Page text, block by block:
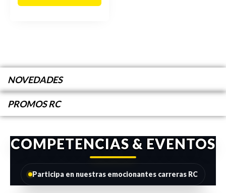
NOVEDADES
PROMOS RC
COMPETENCIAS & EVENTOS
Participa en nuestras emocionantes carreras RC